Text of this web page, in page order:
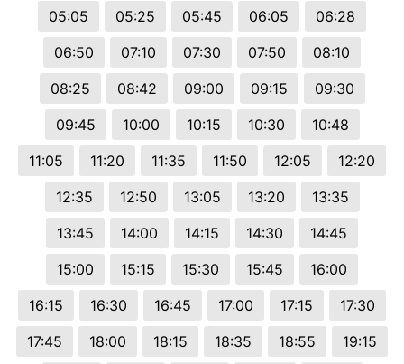
05:05 05:25 05:45 06:05
06:28
06:50
07:10 07:30 07:50
08:10
08:25
08:42 09:00 09:15
09:30
09:45
10:00 10:15 10:30
10:48
11:05
11:20 11:35 11:50 12:05
12:20
12:35
12:50 13:05 13:20
13:35
13:45
14:00 14:15 14:30
14:45
15:00
15:15 15:30 15:45
16:00
16:15
16:30 16:45 17:00 17:15
17:30
17:45
18:00 18:15 18:35 18:55
19:15